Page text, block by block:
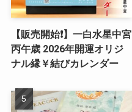
【販売開始❗️】一白水星中宮
丙午歳 2026年開運オリジ
ナル縁￥結びカレンダー